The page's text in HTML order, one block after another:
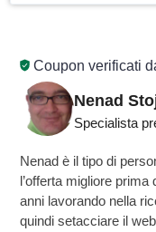
Coupon verificati
Nenad
Specialista
Nenad è il tipo di
l’offerta migliore
anni lavorando nella
quindi setacciare il